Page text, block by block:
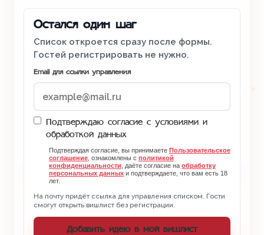
Остался один шаг
Список откроется сразу после формы.
Гостей регистрировать не нужно.
Email для ссылки управления
Подтверждаю согласие с условиями и
обработкой данных
Подтверждая согласие, вы принимаете Пользовательское
соглашение , ознакомлены с политикой
конфиденциальности , даёте согласие на обработку
персональных данных и подтверждаете, что вам есть 18
лет.
На почту придёт ссылка для управления списком. Гости
смогут открыть вишлист без регистрации.
Добавить идею в мой вишлист